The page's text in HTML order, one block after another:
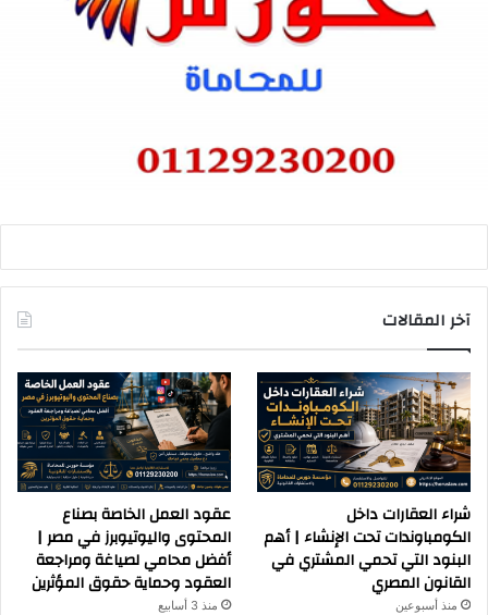
آخر المقالات
شراء العقارات داخل
الكومباوندات تحت الإنشاء | أهم
البنود التي تحمي المشتري في
القانون المصري
منذ أسبوعين
عقود العمل الخاصة بصناع
المحتوى واليوتيوبرز في مصر |
أفضل محامي لصياغة ومراجعة
العقود وحماية حقوق المؤثرين
منذ 3 أسابيع